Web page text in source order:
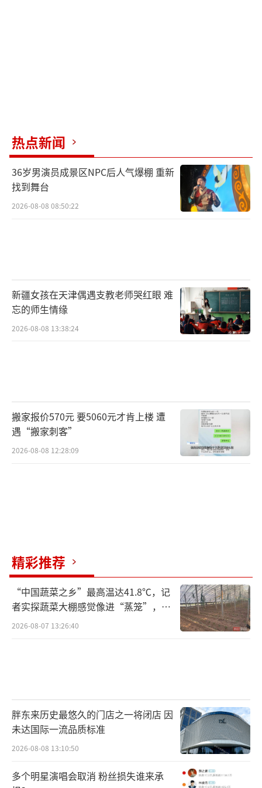
热点新闻
36岁男演员成景区NPC后人气爆棚 重新
找到舞台
2026-08-08 08:50:22
新疆女孩在天津偶遇支教老师哭红眼 难
忘的师生情缘
2026-08-08 13:38:24
搬家报价570元 要5060元才肯上楼 遭
遇“搬家刺客”
2026-08-08 12:28:09
精彩推荐
“中国蔬菜之乡”最高温达41.8℃，记
者实探蔬菜大棚感觉像进“蒸笼”，有
村民称只能凌晨两点起来干活
2026-08-07 13:26:40
胖东来历史最悠久的门店之一将闭店 因
未达国际一流品质标准
2026-08-08 13:10:50
多个明星演唱会取消 粉丝损失谁来承